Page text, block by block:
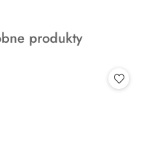
produkty